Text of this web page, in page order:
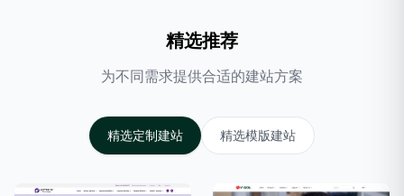
精选推荐
为不同需求提供合适的建站方案
精选定制建站 精选模版建站